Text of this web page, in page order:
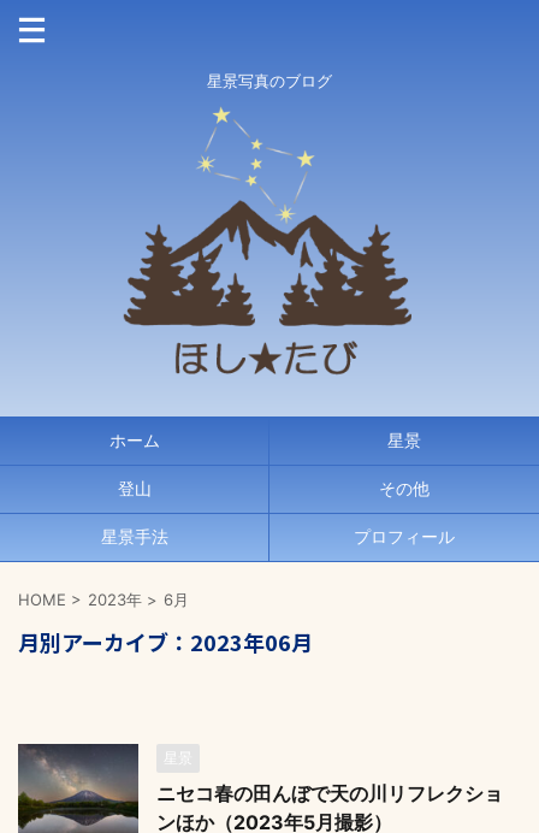
星景写真のブログ
ホーム 星景
登山 その他
星景手法 プロフィール
HOME > 2023年 > 6月
月別アーカイブ：2023年06月
星景
ニセコ春の田んぼで天の川リフレクショ
ンほか（2023年5月撮影）